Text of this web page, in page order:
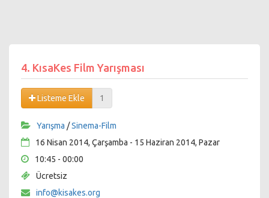
4. KısaKes Film Yarışması
Listeme Ekle 1
Yarışma /Sinema-Film
16 Nisan 2014, Çarşamba - 15 Haziran 2014, Pazar
10:45 - 00:00
Ücretsiz
info@kisakes.org